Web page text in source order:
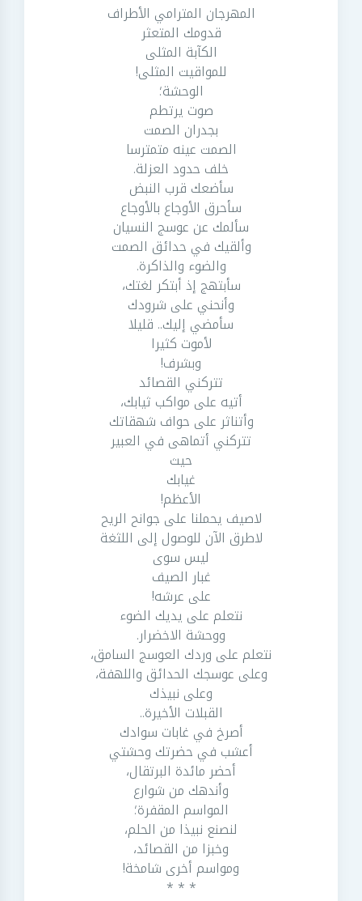
المهرجان المترامي الأطراف
قدومك المتعثر
الكآبة المثلى
للمواقيت المثلى!
الوحشة؛
صوت يرتطم
بجدران الصمت
الصمت عينه متمترسا
خلف حدود العزلة.
سأضعك قرب النبض
سأحرق الأوجاع بالأوجاع
سألمك عن عوسج النسيان
وألقيك في حدائق الصمت
والضوء والذاكرة.
سأبتهج إذ أبتكر لغتك،
وأنحني على شرودك
سأمضي إليك.. قليلا
لأموت كثيرا
وبشرف!
تتركني القصائد
أتيه على مواكب ثيابك،
وأتناثر على حواف شهقاتك
تتركني أتماهى في العبير
حيث
غيابك
الأعظم!
لاصيف يحملنا على جوانح الريح
لاطرق الآن للوصول إلى اللثغة
ليس سوى
غبار الصيف
على عرشه!
نتعلم على يديك الضوء
ووحشة الاخضرار.
نتعلم على وردك العوسج السامق،
وعلى عوسجك الحدائق واللهفة،
وعلى نبيذك
القبلات الأخيرة..
أصرخ في غابات سوادك
أعشب في حضرتك وحشتي
أحضر مائدة البرتقال،
وأندهك من شوارع
المواسم المقفرة؛
لنصنع نبيذا من الحلم،
وخبزا من القصائد،
ومواسم أخرى شامخة!
* * *